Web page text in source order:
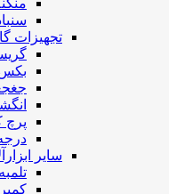
تجهیزات
بکس
پرچ
سایر